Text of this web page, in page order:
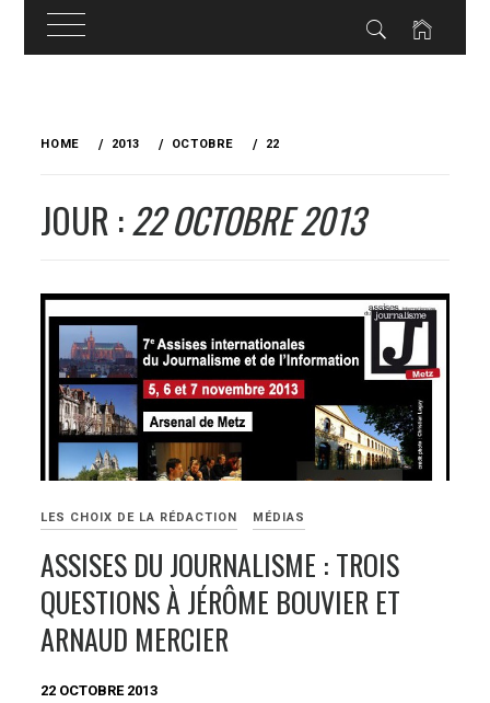
HOME 2013 OCTOBRE 22
JOUR :22 OCTOBRE 2013
LES CHOIX DE LA RÉDACTION MÉDIAS
ASSISES DU JOURNALISME : TROIS
QUESTIONS À JÉRÔME BOUVIER ET
ARNAUD MERCIER
22 OCTOBRE 2013